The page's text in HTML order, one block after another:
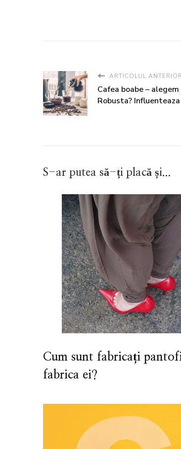
ARTICOLUL ANTERIOR
Cafea boabe –
Robusta?
S-ar putea să-ți placă și...
Cum sunt fabricați
fabrica ei?